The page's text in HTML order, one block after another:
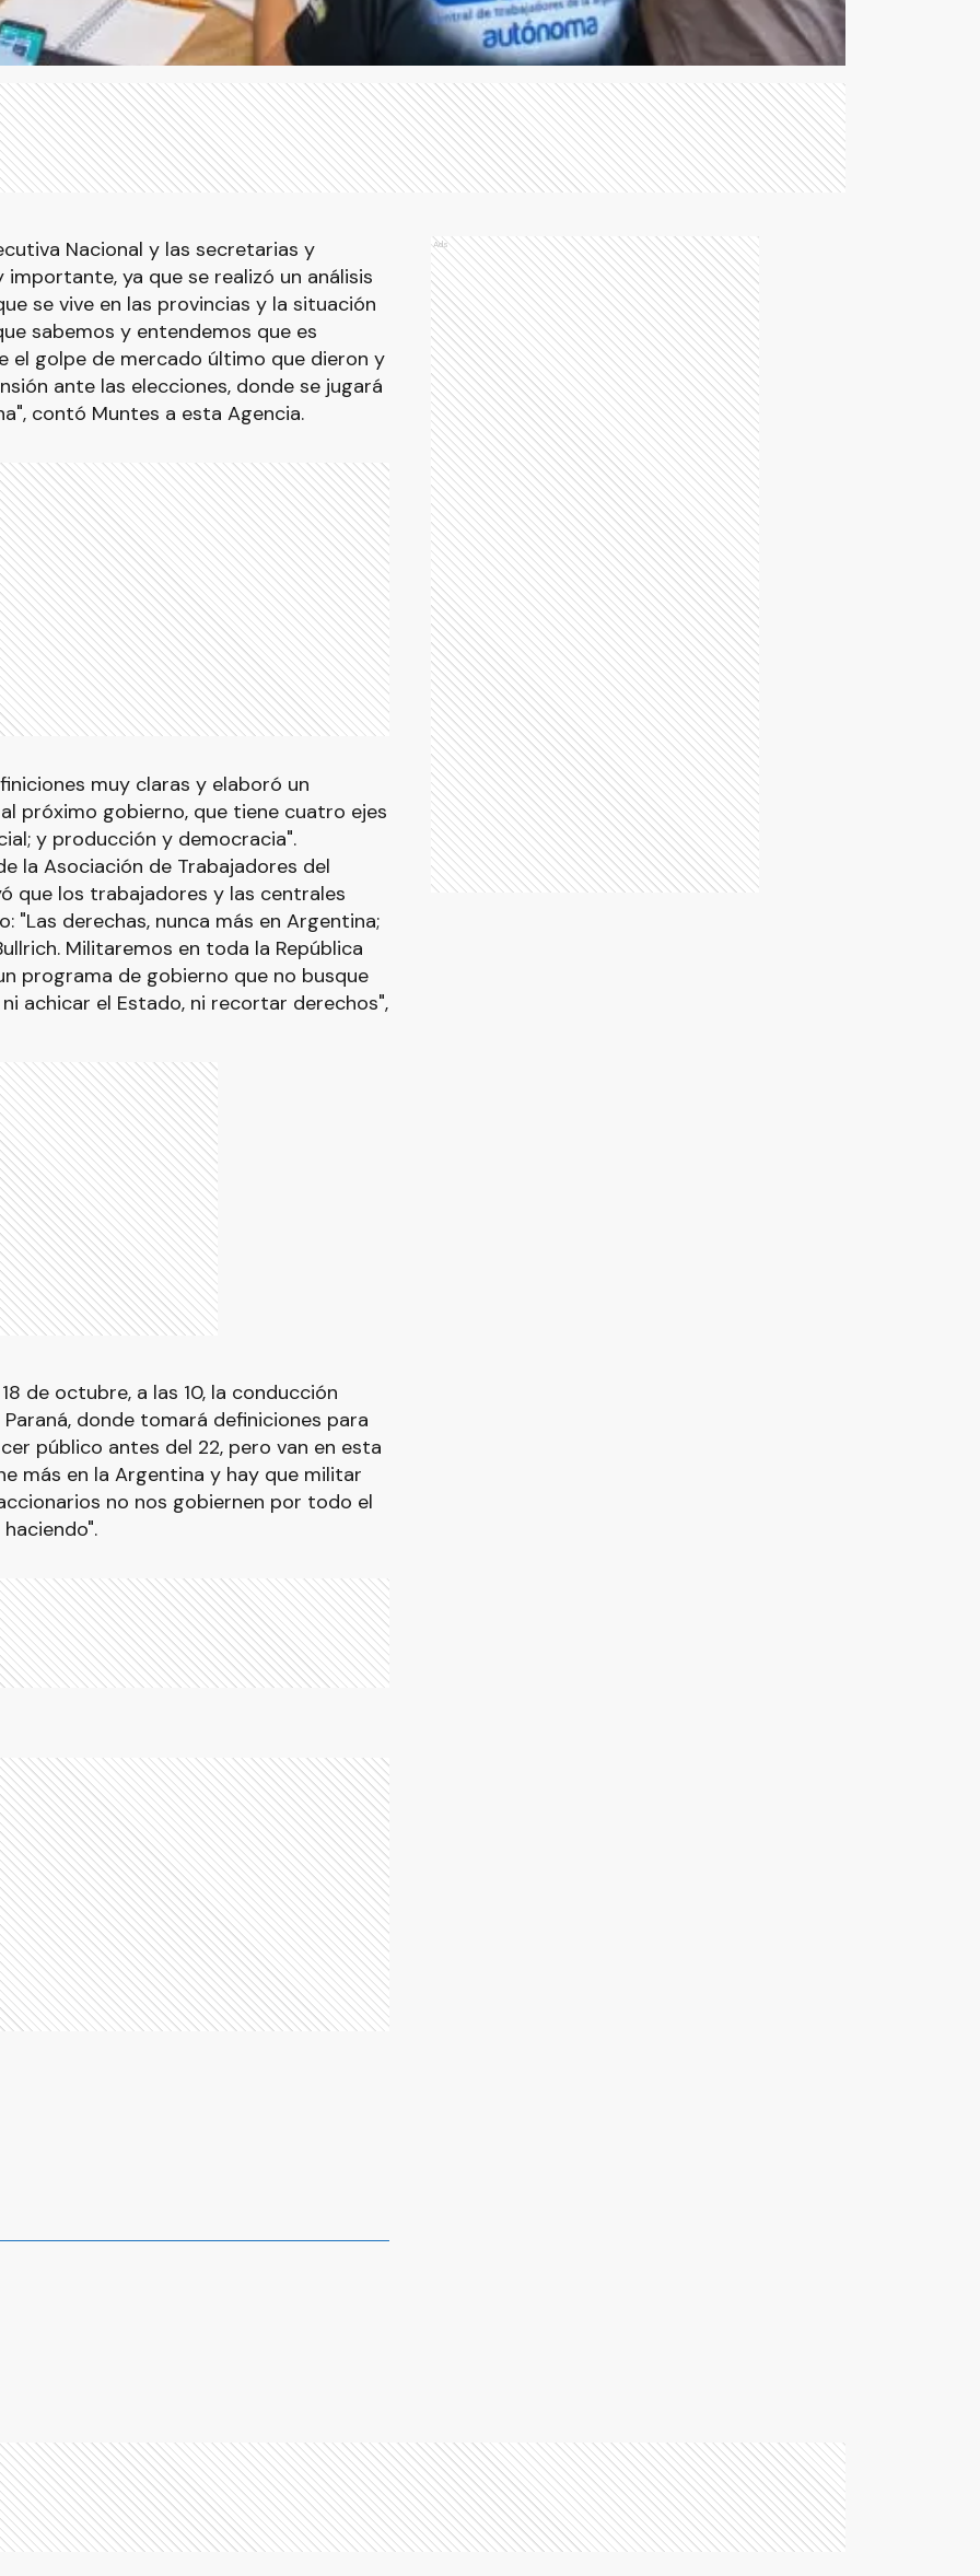
Nacional y las secretarias y
ya que se realizó un análisis
se vive en las provincias y la situación
sabemos y entendemos que es
el golpe de mercado último que dieron y
ante las elecciones, donde se jugará
contó Muntes a esta Agencia.
muy claras y elaboró un
próximo gobierno, que tiene cuatro ejes
y producción y democracia".
la Asociación de Trabajadores del
que los trabajadores y las centrales
"Las derechas, nunca más en Argentina;
Militaremos en toda la República
programa de gobierno que no busque
achicar el Estado, ni recortar derechos",
de octubre, a las 10, la conducción
donde tomará definiciones para
público antes del 22, pero van en esta
más en la Argentina y hay que militar
no nos gobiernen por todo el
Ads